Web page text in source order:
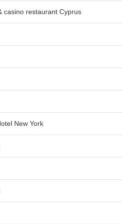
casino restaurant Cyprus
New York